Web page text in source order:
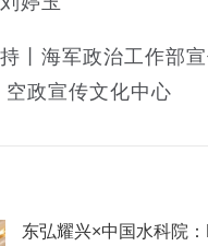
海军政治工作部宣
政宣传文化中心
东弘耀兴×中国水科院